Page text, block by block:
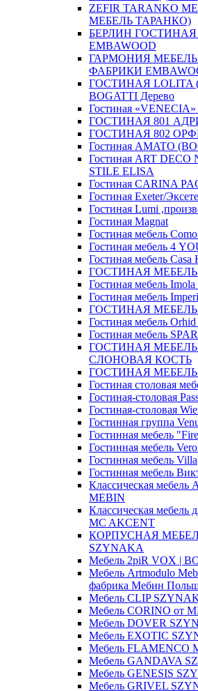
ZEFIR TARANKO
МЕБЕЛЬ ТАРАНКО)
БЕРЛИН
EMBAWOOD
ГАРМОНИЯ
ФАБРИКИ
ГОСТИНАЯ LOLITA
BOGATTI Дерево
Гостиная
ГОСТИНАЯ 801
ГОСТИНАЯ 802
Гостиная AMATO
Гостиная ART DECO
STILE ELISA
Гостиная CARINA
Гостиная Exeter/
Гостиная Lumi
Гостиная Magnat
Гостиная мебель
Гостиная мебель 4
Гостиная мебель Casa
ГОСТИНАЯ МЕБЕЛЬ
Гостиная мебель
Гостиная мебель
ГОСТИНАЯ МЕБЕЛЬ
Гостиная мебель
Гостиная мебель
ГОСТИНАЯ
СЛОНОВАЯ КОСТЬ
ГОСТИНАЯ
Гостиная столовая
Гостиная-столовая
Гостиная-столовая
Гостинная группа
Гостинная мебель
Гостинная мебель
Гостинная мебель Villa
Гостинная мебель
Классическая
MEBIN
Классическая мебель
MC AKCENT
КОРПУСНАЯ
SZYNAKA
Мебель 2piR VOX |
Мебель Artmodulo
фабрика Мебин
Мебель CLIP
Мебель CORINO от
Мебель DOVER
Мебель EXOTIC
Мебель FLAMENCO
Мебель GANDAVA
Мебель GENESIS
Мебель GRIVEL